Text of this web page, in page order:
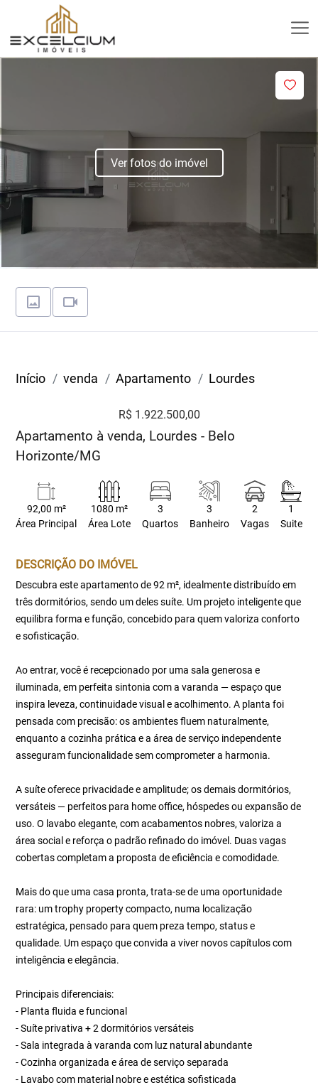
Ver fotos do imóvel
Início venda Apartamento Lourdes
R$ 1.922.500,00
Apartamento à venda, Lourdes - Belo
Horizonte/MG
92,00 m²
Área Principal
1080 m²
Área Lote
3
Quartos
3
Banheiro
2
Vagas
1
Suite
DESCRIÇÃO DO IMÓVEL
Descubra este apartamento de 92 m², idealmente distribuído em
três dormitórios, sendo um deles suíte. Um projeto inteligente que
equilibra forma e função, concebido para quem valoriza conforto
e sofisticação.
Ao entrar, você é recepcionado por uma sala generosa e
iluminada, em perfeita sintonia com a varanda — espaço que
inspira leveza, continuidade visual e acolhimento. A planta foi
pensada com precisão: os ambientes fluem naturalmente,
enquanto a cozinha prática e a área de serviço independente
asseguram funcionalidade sem comprometer a harmonia.
A suíte oferece privacidade e amplitude; os demais dormitórios,
versáteis — perfeitos para home office, hóspedes ou expansão de
uso. O lavabo elegante, com acabamentos nobres, valoriza a
área social e reforça o padrão refinado do imóvel. Duas vagas
cobertas completam a proposta de eficiência e comodidade.
Mais do que uma casa pronta, trata-se de uma oportunidade
rara: um trophy property compacto, numa localização
estratégica, pensado para quem preza tempo, status e
qualidade. Um espaço que convida a viver novos capítulos com
inteligência e elegância.
Principais diferenciais:
- Planta fluida e funcional
- Suíte privativa + 2 dormitórios versáteis
- Sala integrada à varanda com luz natural abundante
- Cozinha organizada e área de serviço separada
- Lavabo com material nobre e estética sofisticada